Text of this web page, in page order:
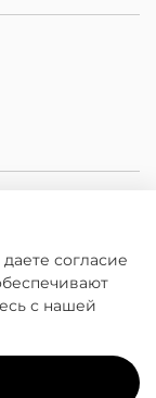
согласие
с нашей